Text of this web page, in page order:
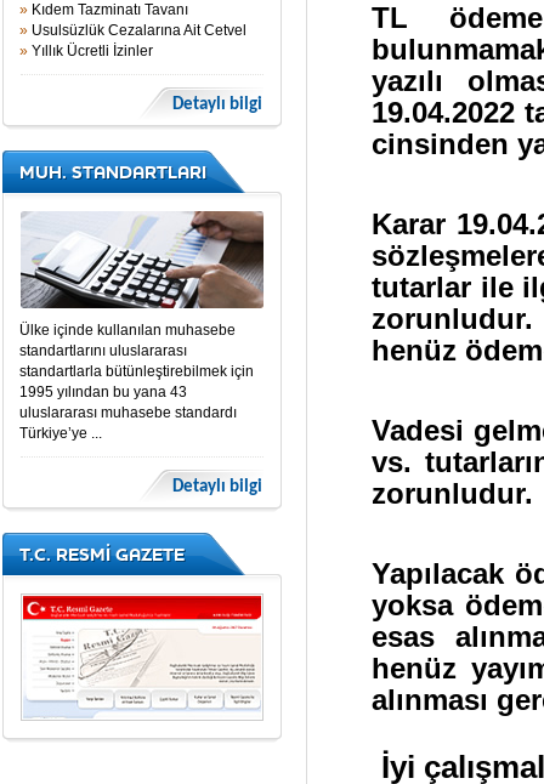
» Kıdem Tazminatı Tavanı
» Usulsüzlük Cezalarına Ait Cetvel
» Yıllık Ücretli İzinler
Detaylı bilgi
MUH. STANDARTLARI
Ülke içinde kullanılan muhasebe
standartlarını uluslararası
standartlarla bütünleştirebilmek için
1995 yılından bu yana 43
uluslararası muhasebe standardı
Türkiye’ye ...
Detaylı bilgi
T.C. RESMİ GAZETE
TL
yazılı
19.04.2022
cinsinden
Karar
tutarlar ile
henüz
Vadesi
vs.
zorunludur.
Yapılacak
yoksa
esas
henüz
alınması
İyi